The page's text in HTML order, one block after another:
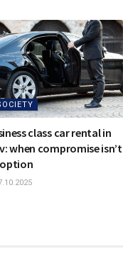
class car rental in
when compromise isn’t